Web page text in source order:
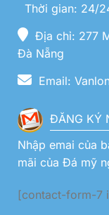
Thời gian: 24/
Địa chỉ: 277
Đà Nẵng
Email:
ĐĂNG KÝ
Nhập emai của
mãi của Đá mỹ
[contact-form-7